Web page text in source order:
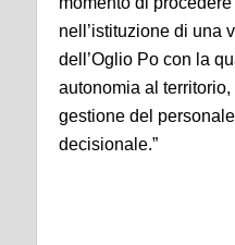
nell’istituzione di una
dell’Oglio Po con la
autonomia al
gestione del
decisionale.”